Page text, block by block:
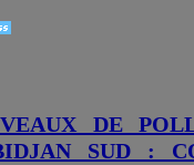
DE
SUD :